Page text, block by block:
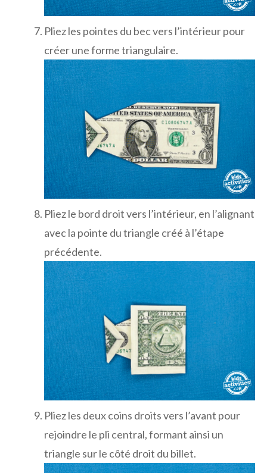
Pliez les pointes du bec vers l’intérieur pour
créer une forme triangulaire.
Pliez le bord droit vers l’intérieur, en l’alignant
avec la pointe du triangle créé à l’étape
précédente.
Pliez les deux coins droits vers l’avant pour
rejoindre le pli central, formant ainsi un
triangle sur le côté droit du billet.